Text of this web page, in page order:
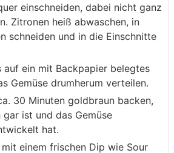
einschneiden, dabei nicht ganz
Zitronen heiß abwaschen, in
schneiden und in die Einschnitte
auf ein mit Backpapier belegtes
Gemüse drumherum verteilen.
30 Minuten goldbraun backen,
gar ist und das Gemüse
hat.
einem frischen Dip wie Sour